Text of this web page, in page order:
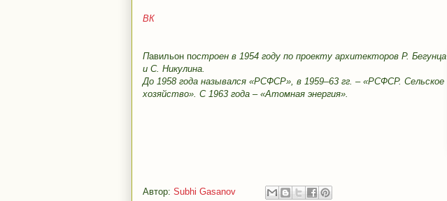
ВК
Павильон построен в 1954 году по проекту архитекторов Р. Бегунца
и С. Никулина.
До 1958 года назывался «РСФСР», в 1959–63 гг. – «РСФСР. Сельское
хозяйство». С 1963 года – «Атомная энергия».
Автор: Subhi Gasanov